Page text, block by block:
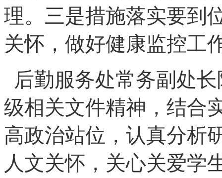
理。三是措施落实要到
关怀，做好健康监控工
后勤服务处常务副处
级相关文件精神，结合
高政治站位，认真分析
人文关怀，关心关爱学